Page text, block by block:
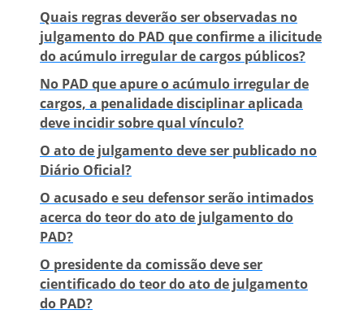
Quais regras deverão ser observadas no
julgamento do PAD que confirme a ilicitude
do acúmulo irregular de cargos públicos?
No PAD que apure o acúmulo irregular de
cargos, a penalidade disciplinar aplicada
deve incidir sobre qual vínculo?
O ato de julgamento deve ser publicado no
Diário Oficial?
O acusado e seu defensor serão intimados
acerca do teor do ato de julgamento do
PAD?
O presidente da comissão deve ser
cientificado do teor do ato de julgamento
do PAD?